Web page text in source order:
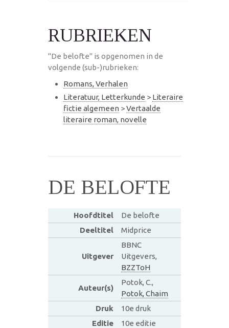
RUBRIEKEN
"De belofte" is opgenomen in de
volgende (sub-)rubrieken:
Romans, Verhalen
Literatuur, Letterkunde > Literaire
fictie algemeen >Vertaalde
literaire roman, novelle
DE BELOFTE
Hoofdtitel
De belofte
Deeltitel
Midprice
Uitgever
BBNC
Uitgevers,
BZZToH
Auteur(s)
Potok, C.,
Potok, Chaim
Druk
10e druk
Editie
10e editie